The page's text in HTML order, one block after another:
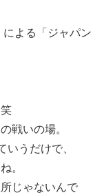
よる「ジャパン
戦いの場。
いうだけで、
。
じゃないんで